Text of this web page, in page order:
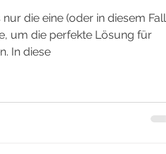
die eine (oder in diesem Fall
um die perfekte Lösung für
In diese